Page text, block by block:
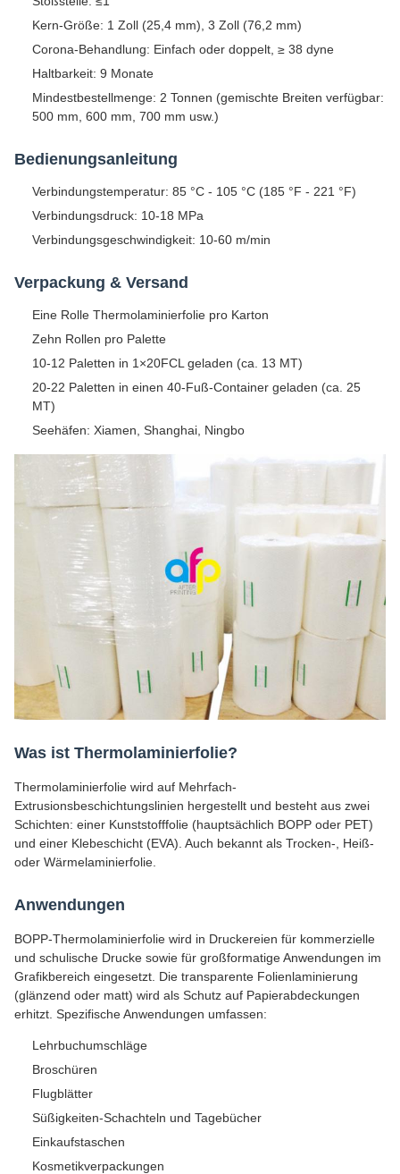
Kern-Größe: 1 Zoll (25,4 mm), 3 Zoll (76,2 mm)
Corona-Behandlung: Einfach oder doppelt, ≥ 38 dyne
Haltbarkeit: 9 Monate
Mindestbestellmenge: 2 Tonnen (gemischte Breiten verfügbar:
500 mm, 600 mm, 700 mm usw.)
Bedienungsanleitung
Verbindungstemperatur: 85 °C - 105 °C (185 °F - 221 °F)
Verbindungsdruck: 10-18 MPa
Verbindungsgeschwindigkeit: 10-60 m/min
Verpackung & Versand
Eine Rolle Thermolaminierfolie pro Karton
Zehn Rollen pro Palette
10-12 Paletten in 1×20FCL geladen (ca. 13 MT)
20-22 Paletten in einen 40-Fuß-Container geladen (ca. 25
MT)
Seehäfen: Xiamen, Shanghai, Ningbo
Was ist Thermolaminierfolie?
Thermolaminierfolie wird auf Mehrfach-
Extrusionsbeschichtungslinien hergestellt und besteht aus zwei
Schichten: einer Kunststofffolie (hauptsächlich BOPP oder PET)
und einer Klebeschicht (EVA). Auch bekannt als Trocken-, Heiß-
oder Wärmelaminierfolie.
Anwendungen
BOPP-Thermolaminierfolie wird in Druckereien für kommerzielle
und schulische Drucke sowie für großformatige Anwendungen im
Grafikbereich eingesetzt. Die transparente Folienlaminierung
(glänzend oder matt) wird als Schutz auf Papierabdeckungen
erhitzt. Spezifische Anwendungen umfassen:
Lehrbuchumschläge
Broschüren
Flugblätter
Süßigkeiten-Schachteln und Tagebücher
Einkaufstaschen
Kosmetikverpackungen